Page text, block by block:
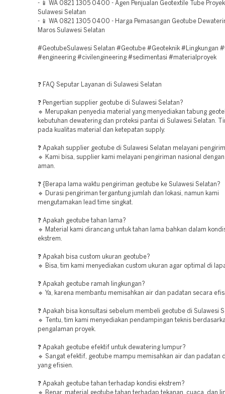
- 📱 WA 0821 1305 0400 - Agen Penjualan Geotextile Tube
Sulawesi Selatan
- 📱 WA 0821 1305 0400 - Harga Pemasangan Geotube
Maros Sulawesi Selatan
#GeotubeSulawesi Selatan #Geotube #Geoteknik #Lingkungan
#engineering #civilengineering #sedimentasi #materialproyek
❓ FAQ Seputar Layanan di Sulawesi Selatan
❓ Pengertian supplier geotube di Sulawesi Selatan?
🔹 Merupakan penyedia material yang menyediakan tabung
kebutuhan dewatering dan proteksi pantai di Sulawesi Selatan.
pada kualitas material dan ketepatan supply.
❓ Apakah supplier geotube di Sulawesi Selatan melayani
🔹 Kami bisa, supplier kami melayani pengiriman nasional
aman.
❓ {Berapa lama waktu pengiriman geotube ke Sulawesi Selatan?
🔹 Durasi pengiriman tergantung jumlah dan lokasi, namun kami
mengutamakan lead time singkat.
❓ Apakah geotube tahan lama?
🔹 Material kami dirancang untuk tahan lama bahkan dalam
ekstrem.
❓ Apakah bisa custom ukuran geotube?
🔹 Bisa, tim kami menyediakan custom ukuran agar optimal di
❓ Apakah geotube ramah lingkungan?
🔹 Ya, karena membantu memisahkan air dan padatan secara
❓ Apakah bisa konsultasi sebelum membeli geotube di Sulawesi
🔹 Tentu, tim kami menyediakan pendampingan teknis
pengalaman proyek.
❓ Apakah geotube efektif untuk dewatering lumpur?
🔹 Sangat efektif, geotube mampu memisahkan air dan padatan
yang efisien.
❓ Apakah geotube tahan terhadap kondisi ekstrem?
🔹 Benar, material geotube tahan terhadap tekanan, cuaca, dan